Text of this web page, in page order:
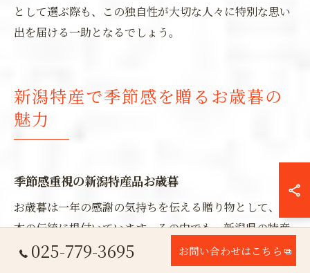
として選ぶ際も、この独自性が大切な人々に特別な思い
出を届ける一助となるでしょう。
新潟特産で季節感を贈るお歳暮の
魅力
季節感重視の新潟特産品お歳暮
お歳暮は一年の感謝の気持ちを伝える贈り物として、日
本の伝統に根付いています。その中でも、新潟県の特産
品は、贈り手の思いをより一層深める役割を果たしま
す。新潟の特産品の特徴は、まさに季節感を重視したラ
025-779-3695 お問い合わせはこちら